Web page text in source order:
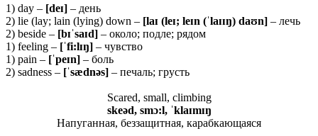
1) day – [deɪ] – день
2) lie (lay; lain (lying) down – [laɪ (leɪ; leɪn (ˈlaɪɪŋ) daʊn] – лечь
2) beside – [bɪˈsaɪd] – около; подле; рядом
1) feeling – [ˈfi:lɪŋ] – чувство
1) pain – [ˈpeɪn] – боль
2) sadness – [ˈsædnəs] – печаль; грусть
Scared, small, climbing
skeəd, smɔ:l, ˈklaɪmɪŋ
Напуганная, беззащитная, карабкающаяся